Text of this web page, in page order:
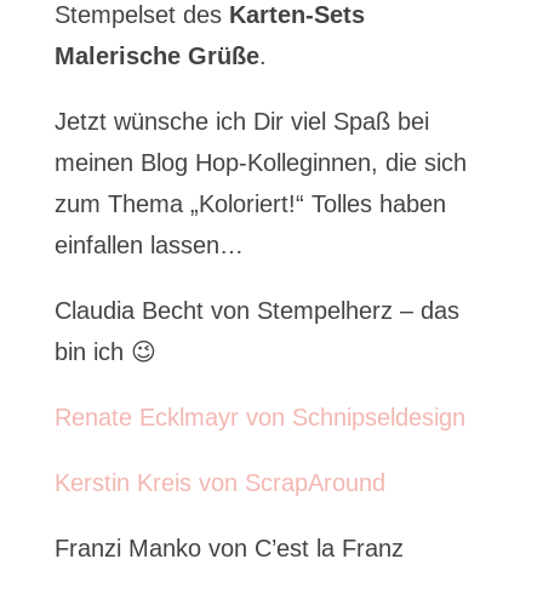
Stempelset des Karten-Sets
Malerische Grüße.
Jetzt wünsche ich Dir viel Spaß bei
meinen Blog Hop-Kolleginnen, die sich
zum Thema „Koloriert!“ Tolles haben
einfallen lassen…
Claudia Becht von Stempelherz – das
bin ich 😉
Renate Ecklmayr von Schnipseldesign
Kerstin Kreis von ScrapAround
Franzi Manko von C’est la Franz